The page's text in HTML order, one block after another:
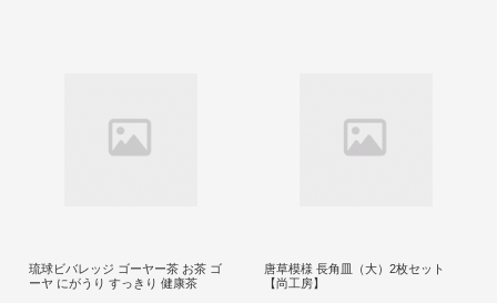
琉球ビバレッジ ゴーヤー茶 お茶 ゴ
ーヤ にがうり すっきり 健康茶
唐草模様 長角皿（大）2枚セット
【尚工房】